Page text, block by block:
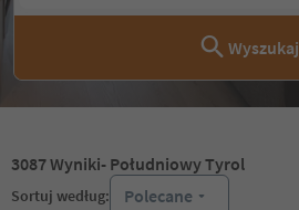
Wyszukaj
3087Wyniki- Południowy Tyrol
Sortuj według: Polecane